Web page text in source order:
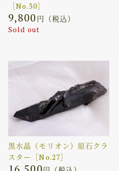
［No.30］
9,800 円（税込）
Sold out
黒水晶（モリオン）原石クラ
スター［No.27］